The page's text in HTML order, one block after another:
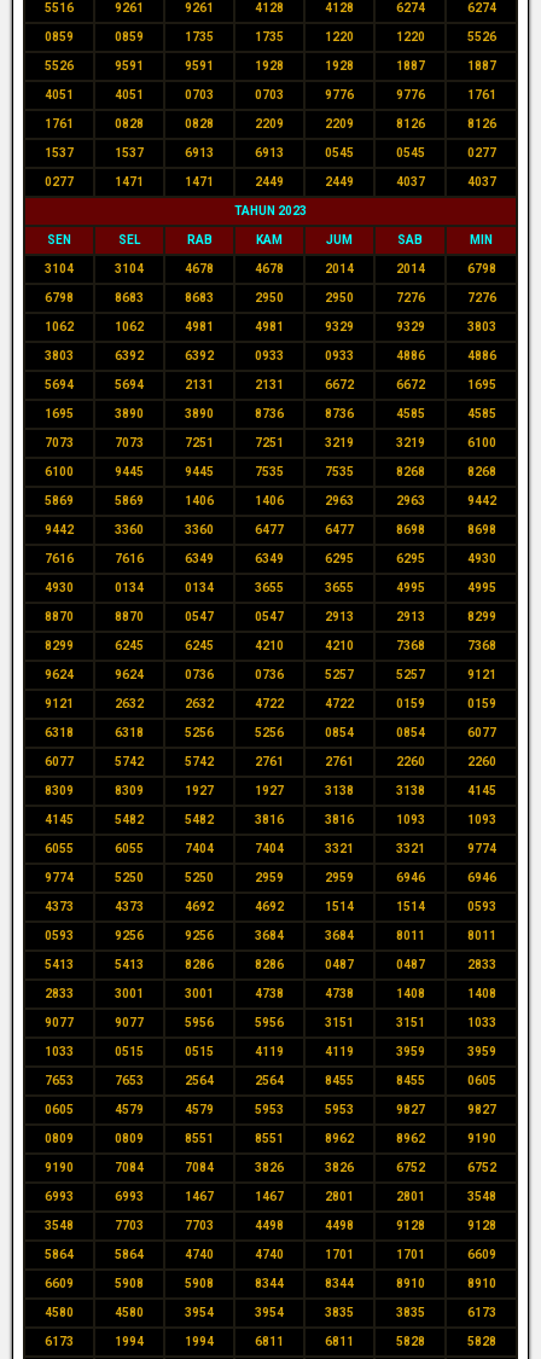
5516 9261 9261 4128 4128 6274 6274
0859 0859 1735 1735 1220 1220 5526
5526 9591 9591 1928 1928 1887 1887
4051 4051 0703 0703 9776 9776 1761
1761 0828 0828 2209 2209 8126 8126
1537 1537 6913 6913 0545 0545 0277
0277 1471 1471 2449 2449 4037 4037
TAHUN 2023
SEN SEL RAB KAM JUM SAB MIN
3104 3104 4678 4678 2014 2014 6798
6798 8683 8683 2950 2950 7276 7276
1062 1062 4981 4981 9329 9329 3803
3803 6392 6392 0933 0933 4886 4886
5694 5694 2131 2131 6672 6672 1695
1695 3890 3890 8736 8736 4585 4585
7073 7073 7251 7251 3219 3219 6100
6100 9445 9445 7535 7535 8268 8268
5869 5869 1406 1406 2963 2963 9442
9442 3360 3360 6477 6477 8698 8698
7616 7616 6349 6349 6295 6295 4930
4930 0134 0134 3655 3655 4995 4995
8870 8870 0547 0547 2913 2913 8299
8299 6245 6245 4210 4210 7368 7368
9624 9624 0736 0736 5257 5257 9121
9121 2632 2632 4722 4722 0159 0159
6318 6318 5256 5256 0854 0854 6077
6077 5742 5742 2761 2761 2260 2260
8309 8309 1927 1927 3138 3138 4145
4145 5482 5482 3816 3816 1093 1093
6055 6055 7404 7404 3321 3321 9774
9774 5250 5250 2959 2959 6946 6946
4373 4373 4692 4692 1514 1514 0593
0593 9256 9256 3684 3684 8011 8011
5413 5413 8286 8286 0487 0487 2833
2833 3001 3001 4738 4738 1408 1408
9077 9077 5956 5956 3151 3151 1033
1033 0515 0515 4119 4119 3959 3959
7653 7653 2564 2564 8455 8455 0605
0605 4579 4579 5953 5953 9827 9827
0809 0809 8551 8551 8962 8962 9190
9190 7084 7084 3826 3826 6752 6752
6993 6993 1467 1467 2801 2801 3548
3548 7703 7703 4498 4498 9128 9128
5864 5864 4740 4740 1701 1701 6609
6609 5908 5908 8344 8344 8910 8910
4580 4580 3954 3954 3835 3835 6173
6173 1994 1994 6811 6811 5828 5828